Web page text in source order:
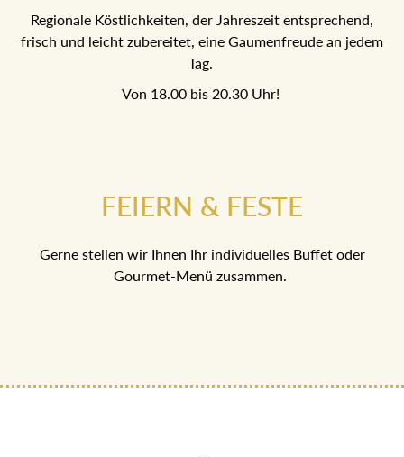
Regionale Köstlichkeiten, der Jahreszeit entsprechend,
frisch und leicht zubereitet, eine Gaumenfreude an jedem
Tag.
Von 18.00 bis 20.30 Uhr!
FEIERN & FESTE
Gerne stellen wir Ihnen Ihr individuelles Buffet oder
Gourmet-Menü zusammen.